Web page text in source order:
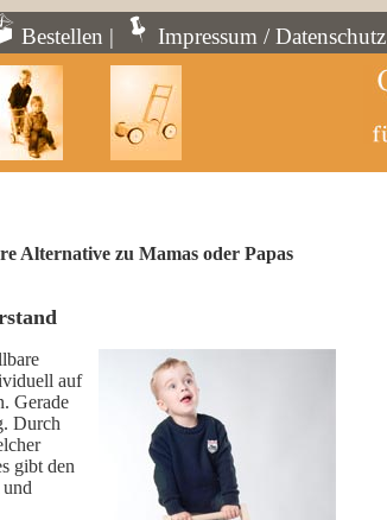
Bestellen | Impressum / Datenschutz
Alternative zu Mamas oder Papas
auf
Gerade
Durch
gibt den